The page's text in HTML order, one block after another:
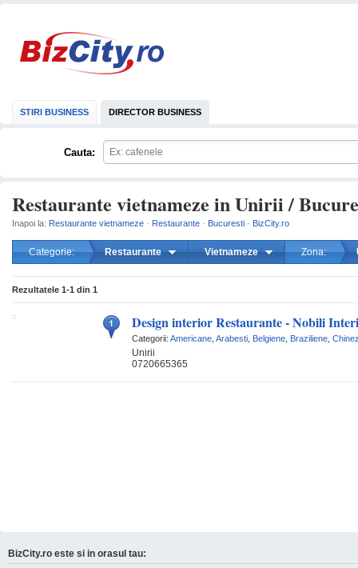
STIRI BUSINESS DIRECTOR BUSINESS
Cauta:
Restaurante vietnameze in Unirii /
Inapoi la: Restaurante vietnameze · Restaurante · Bucuresti · BizCity.ro
Categorie: Restaurante Vietnameze Zona:
Rezultatele 1-1 din 1
Design interior Restaurante - Nobili
Categorii: Americane Arabesti Belgiene Braziliene
Unirii
0720665365
BizCity.ro este si in orasul tau: